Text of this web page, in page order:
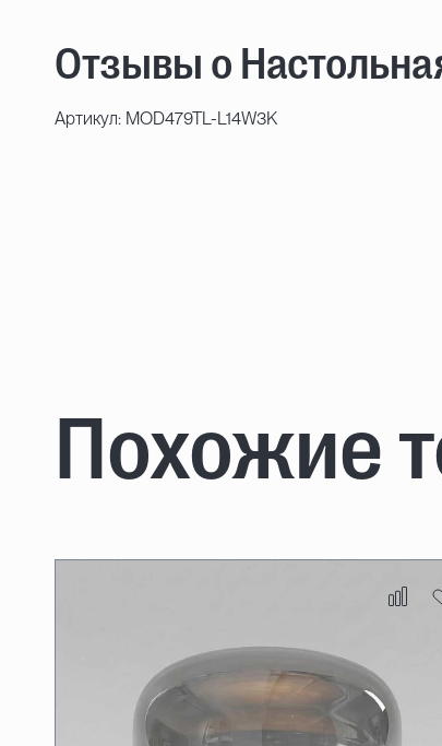
Отзывы о
Артикул: MOD479TL-L14W3K
Похожие